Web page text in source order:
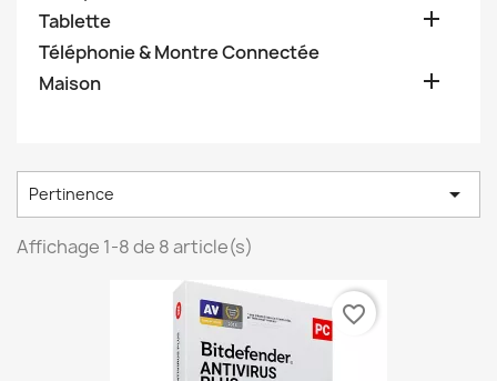
Tablette 
Téléphonie & Montre Connectée
Maison

Pertinence 
Affichage 1-8 de 8 article(s)
favorite_border